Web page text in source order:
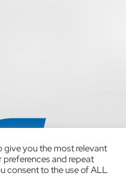
give you the most relevant
and repeat
consent to the use of ALL